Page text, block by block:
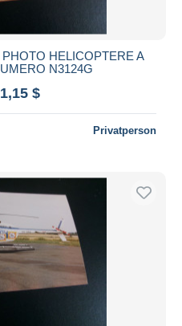
HELICOPTERE A
N3124G
$
Privatperson